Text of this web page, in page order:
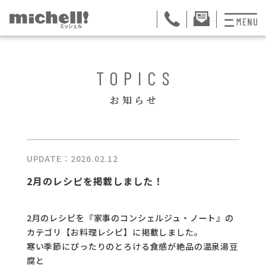
ご契約者さま限定サ
会社紹介
TOPICS
お知らせ
UPDATE：2026.02.12
2月のレシピを掲載しました！
2月のレシピを『家事のコンシェルジュ・ノート』の
カテゴリ【お料理レシピ】に掲載しました。
寒い季節にぴったりのとろける食感が絶品の温泉湯豆
腐と